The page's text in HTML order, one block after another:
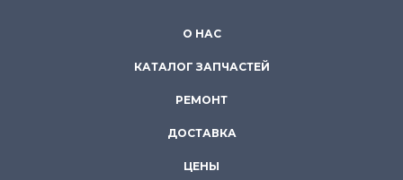
О НАС
КАТАЛОГ ЗАПЧАСТЕЙ
РЕМОНТ
ДОСТАВКА
ЦЕНЫ